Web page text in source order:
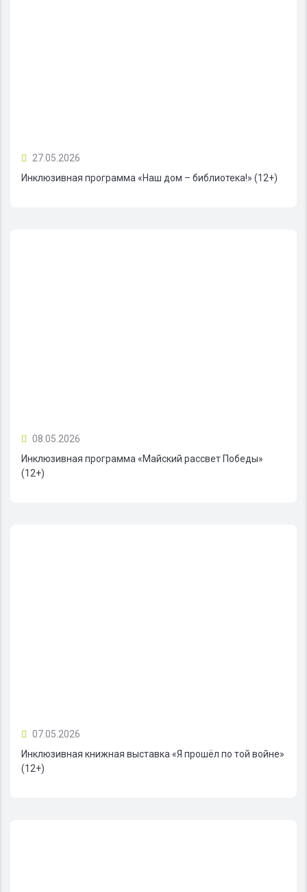
27.05.2026
Инклюзивная программа «Наш дом – библиотека!» (12+)
08.05.2026
Инклюзивная программа «Майский рассвет Победы»
(12+)
07.05.2026
Инклюзивная книжная выставка «Я прошёл по той войне»
(12+)